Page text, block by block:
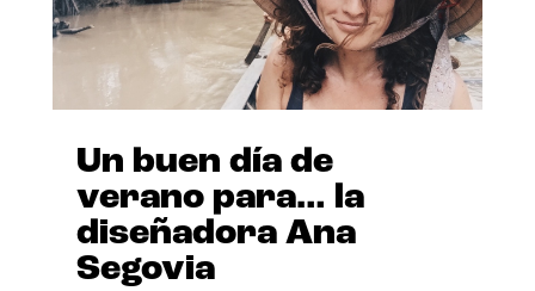
Un buen día de
verano para… la
diseñadora Ana
Segovia